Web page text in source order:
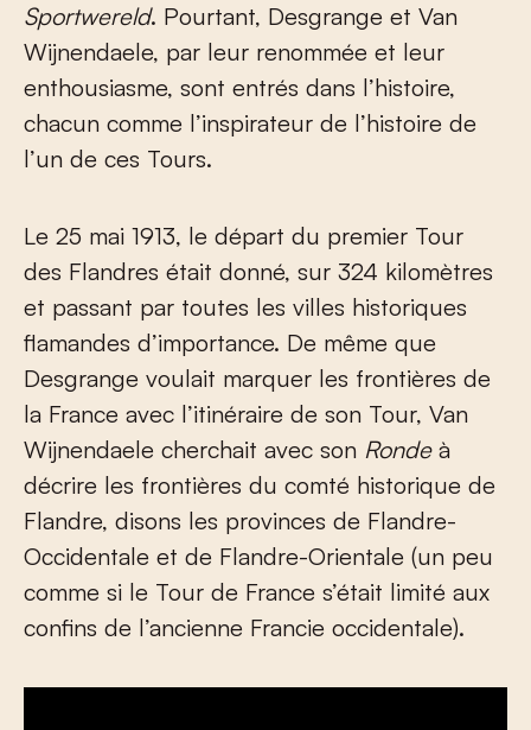
Sportwereld. Pourtant, Desgrange et Van
Wijnendaele, par leur renommée et leur
enthousiasme, sont entrés dans l’histoire,
chacun comme l’inspirateur de l’histoire de
l’un de ces Tours.
Le 25 mai 1913, le départ du premier Tour
des Flandres était donné, sur 324 kilomètres
et passant par toutes les villes historiques
flamandes d’importance. De même que
Desgrange voulait marquer les frontières de
la France avec l’itinéraire de son Tour, Van
Wijnendaele cherchait avec son Rondeà
décrire les frontières du comté historique de
Flandre, disons les provinces de Flandre-
Occidentale et de Flandre-Orientale (un peu
comme si le Tour de France s’était limité aux
confins de l’ancienne Francie occidentale).